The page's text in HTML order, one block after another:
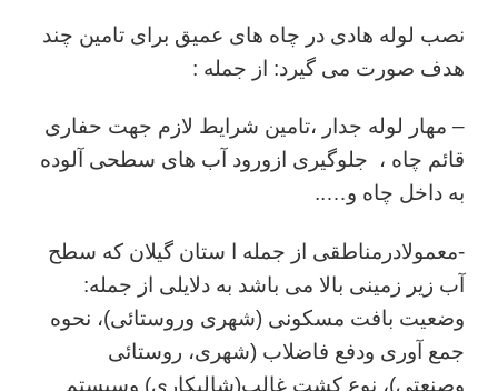
نصب لوله هادی در چاه های عمیق برای تامین چند
هدف صورت می گیرد: از جمله :
– مهار لوله جدار ،تامین شرایط لازم جهت حفاری
قائم چاه ، جلوگیری ازورود آب های سطحی آلوده
به داخل چاه و…..
-معمولادرمناطقی از جمله ا ستان گیلان که سطح
آب زیر زمینی بالا می باشد به دلایلی از جمله:
وضعیت بافت مسکونی (شهری وروستائی)، نحوه
جمع آوری ودفع فاضلاب (شهری، روستائی
وصنعتی)، نوع کشت غالب(شالیکاری) وسیستم